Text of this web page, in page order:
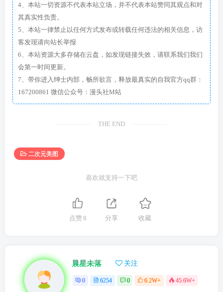
4、本站一切资源不代表本站立场，并不代表本站赞同其观点和对
其真实性负责。
5、本站一律禁止以任何方式发布或转载任何违法的相关信息，访
客发现请向站长举报
6、本站资源大多存储在云盘，如发现链接失效，请联系我们我们
会第一时间更新。
7、带你进入绅士内部，畅所欲言，释放最真实的自我官方qq群：
167200861 微信公众号：漫头社M站
THE END
二次元美图
喜欢就支持一下吧
点赞8 分享 收藏
晨星未落 关注
0 6254 0 6.2W+ 45.6W+